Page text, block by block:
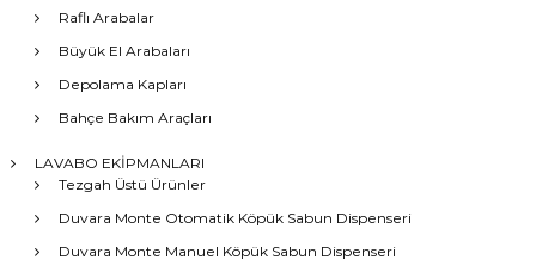
Raflı Arabalar
Büyük El Arabaları
Depolama Kapları
Bahçe Bakım Araçları
LAVABO EKİPMANLARI
Tezgah Üstü Ürünler
Duvara Monte Otomatik Köpük Sabun Dispenseri
Duvara Monte Manuel Köpük Sabun Dispenseri